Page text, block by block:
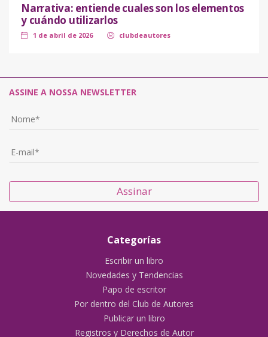
Narrativa: entiende cuales son los elementos
y cuándo utilizarlos
1 de abril de 2026 clubdeautores
ASSINE A NOSSA NEWSLETTER
Assinar
Categorías
Escribir un libro
Novedades y Tendencias
Papo de escritor
Por dentro del Club de Autores
Publicar un libro
Registros y Derechos de Autor